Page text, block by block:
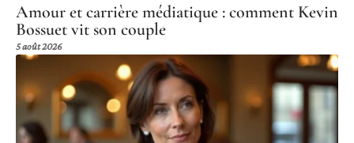
Amour et carrière médiatique : comment Kevin
Bossuet vit son couple
5 août 2026